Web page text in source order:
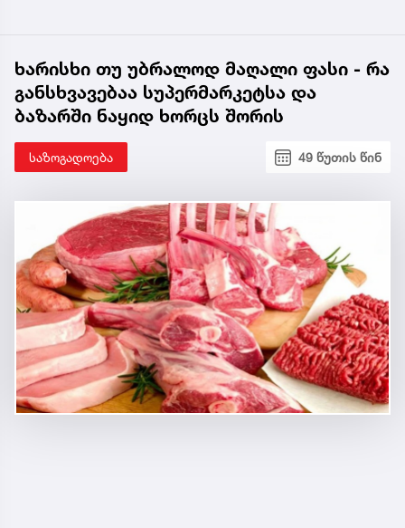
ხარისხი თუ უბრალოდ მაღალი ფასი - რა
განსხვავებაა სუპერმარკეტსა და
ბაზარში ნაყიდ ხორცს შორის
საზოგადოება 49 წუთის წინ